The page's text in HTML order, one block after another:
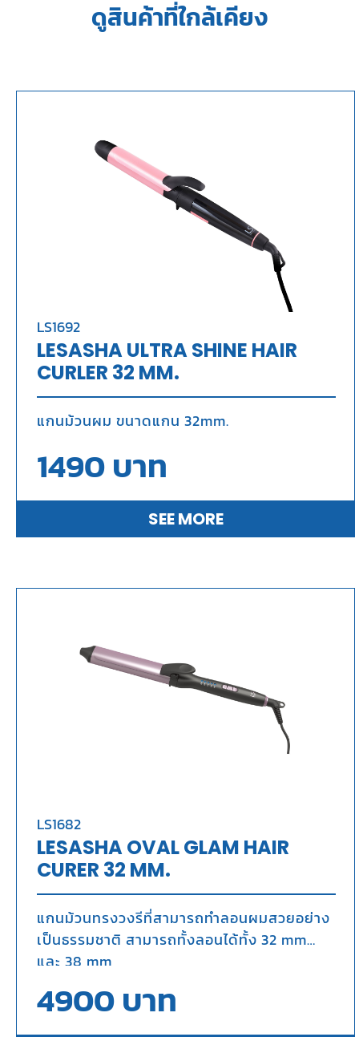
ดูสินค้าที่ใกล้เคียง
LS1692
LESASHA ULTRA SHINE HAIR
CURLER 32 MM.
แกนม้วนผม ขนาดแกน 32mm.
1490บาท
SEE MORE
LS1682
LESASHA OVAL GLAM HAIR
CURER 32 MM.
แกนม้วนทรงวงรีที่สามารถทำลอนผมสวยอย่าง
เป็นธรรมชาติ สามารถทั้งลอนได้ทั้ง 32 mm
และ 38 mm
4900บาท